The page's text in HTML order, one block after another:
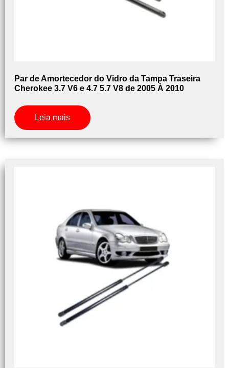
Par de Amortecedor do Vidro da Tampa Traseira
Cherokee 3.7 V6 e 4.7 5.7 V8 de 2005 À 2010
Leia mais